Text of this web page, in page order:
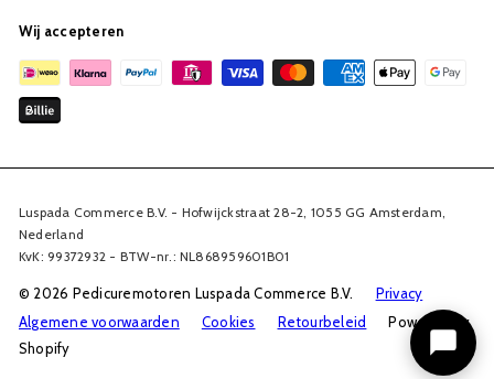
Wij accepteren
Luspada Commerce B.V. - Hofwijckstraat 28-2, 1055 GG Amsterdam,
Nederland
KvK: 99372932 - BTW-nr.: NL868959601B01
© 2026 Pedicuremotoren Luspada Commerce B.V.
Privacy
Algemene voorwaarden
Cookies Retourbeleid
Powered by
Shopify